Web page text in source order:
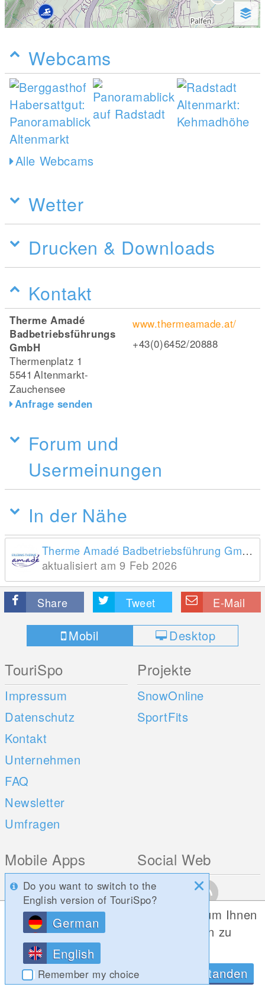
Webcams
Alle Webcams
Wetter
Drucken & Downloads
Kontakt
Therme Amadé
Badbetriebsführungs
GmbH
Thermenplatz 1
5541 Altenmarkt-
Zauchensee
Anfrage senden
www.thermeamade.at/
+43(0)6452/20888
Forum und
Usermeinungen
In der Nähe
Therme Amadé Badbetriebsführung GmbH
aktualisiert am 9 Feb 2026
Share Tweet E-Mail
Mobil Desktop
TouriSpo
Impressum
Datenschutz
Kontakt
Unternehmen
FAQ
Newsletter
Umfragen
Projekte
SnowOnline
SportFits
Mobile Apps
iOS
Android
Social Web
Do you want to switch to the
English version of TouriSpo?
German
English
Remember my choice
Diese Website verwendet Cookies, um Ihnen
die bestmögliche Funktionalität bieten zu
können.
Datenschutzrichtlinien
OK, Verstanden